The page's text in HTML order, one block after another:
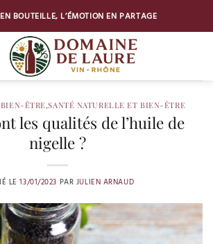
BOUTEILLE, L’ÉMOTION EN PARTAGE
ÊTRE,SANTÉ NATURELLE ET BIEN-ÊTRE
les qualités de l’huile de
nigelle ?
LE13/01/2023 PAR JULIEN ARNAUD